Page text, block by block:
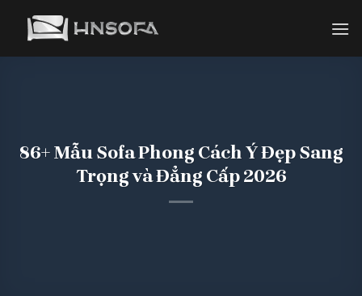
86+ Mẫu Sofa Phong Cách Ý Đẹp Sang
Trọng và Đẳng Cấp 2026